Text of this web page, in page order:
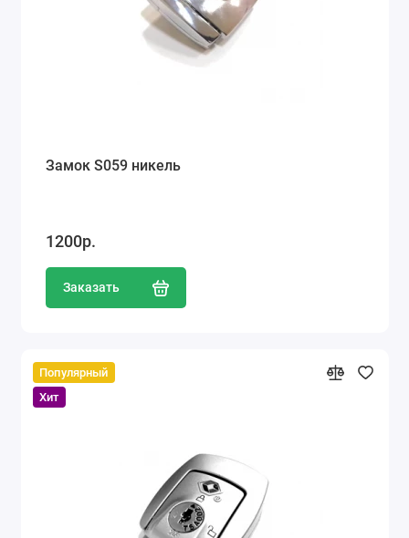
Замок S059 никель
1200р.
Заказать
Популярный
Хит